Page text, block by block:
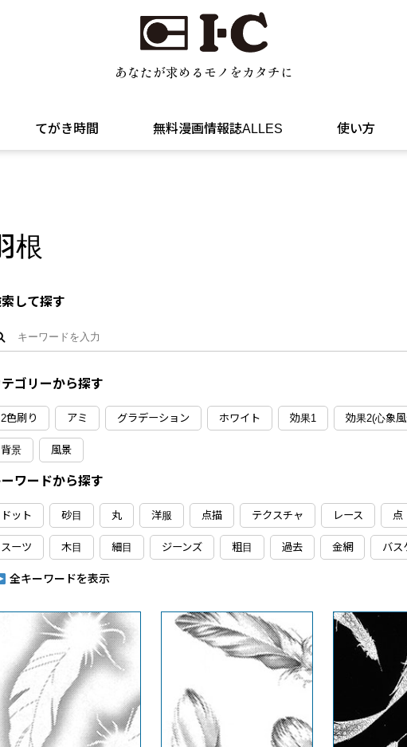
あなたが求めるモノをカタチに
てがき時間 無料漫画情報誌ALLES 使い方
根
して探す
ゴリーから探す
2色刷り アミ グラデーション ホワイト 効果1 効果2(心象
背景 風景
ワードから探す
ドット 砂目 丸 洋服 点描 テクスチャ レース 点
スーツ 木目 細目 ジーンズ 粗目 過去 金網 バス
全キーワードを表示